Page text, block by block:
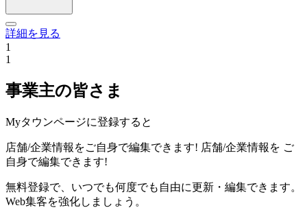
詳細を見る
1
1
事業主の皆さま
Myタウンページに登録すると
店舗/企業情報をご自身で編集できます! 店舗/企業情報を ご
自身で編集できます!
無料登録で、いつでも何度でも自由に更新・編集できます。
Web集客を強化しましょう。